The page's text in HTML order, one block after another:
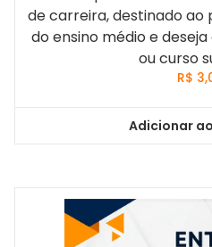
de carreira, destinado ao
do ensino médio e
ou curso
R$
Adicionar